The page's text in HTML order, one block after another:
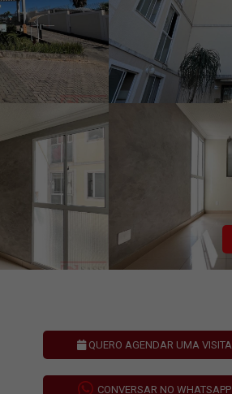
QUERO AGENDAR UMA VISITA
CONVERSAR NO WHATSAPP